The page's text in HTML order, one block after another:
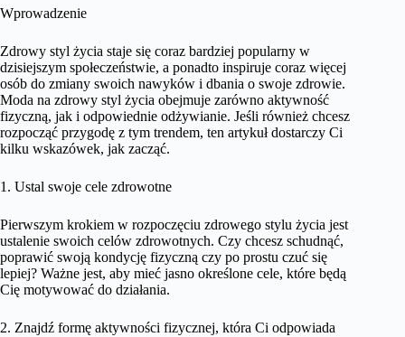
Wprowadzenie
Zdrowy styl życia staje się coraz bardziej popularny w
dzisiejszym społeczeństwie, a ponadto inspiruje coraz więcej
osób do zmiany swoich nawyków i dbania o swoje zdrowie.
Moda na zdrowy styl życia obejmuje zarówno aktywność
fizyczną, jak i odpowiednie odżywianie. Jeśli również chcesz
rozpocząć przygodę z tym trendem, ten artykuł dostarczy Ci
kilku wskazówek, jak zacząć.
1. Ustal swoje cele zdrowotne
Pierwszym krokiem w rozpoczęciu zdrowego stylu życia jest
ustalenie swoich celów zdrowotnych. Czy chcesz schudnąć,
poprawić swoją kondycję fizyczną czy po prostu czuć się
lepiej? Ważne jest, aby mieć jasno określone cele, które będą
Cię motywować do działania.
2. Znajdź formę aktywności fizycznej, która Ci odpowiada